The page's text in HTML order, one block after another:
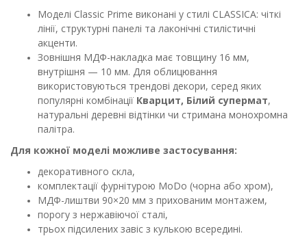
Моделі Classic Prime виконані у стилі CLASSICA: чіткі
лінії, структурні панелі та лаконічні стилістичні
акценти.
Зовнішня МДФ-накладка має товщину 16 мм,
внутрішня — 10 мм. Для облицювання
використовуються трендові декори, серед яких
популярні комбінації Кварцит, Білий супермат,
натуральні деревні відтінки чи стримана монохромна
палітра.
Для кожної моделі можливе застосування:
декоративного скла,
комплектації фурнітурою MoDo (чорна або хром),
МДФ-лиштви 90×20 мм з прихованим монтажем,
порогу з нержавіючої сталі,
трьох підсилених завіс з кулькою всередині.